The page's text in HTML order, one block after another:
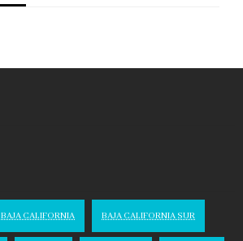
BAJA CALIFORNIA BAJA CALIFORNIA SUR